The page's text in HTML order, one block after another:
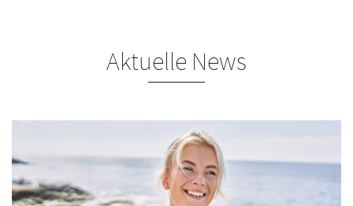
Aktuelle News